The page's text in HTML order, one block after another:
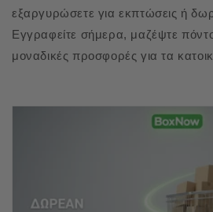
εξαργυρώσετε για εκπτώσεις ή
Εγγραφείτε σήμερα, μαζέψτε
μοναδικές προσφορές για τα